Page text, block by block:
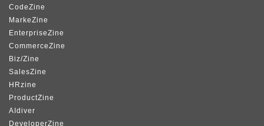
CodeZine
MarkeZine
EnterpriseZine
CommerceZine
Biz/Zine
SalesZine
HRzine
ProductZine
AIdiver
DeveloperZine